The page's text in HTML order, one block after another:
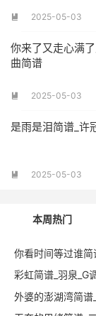
 2025-05-03
你来了又走心满
曲简谱
 2025-05-03
是雨是泪简谱_许
 2025-05-03
本周热门
你看时间等过谁简
彩虹简谱_羽泉_G
外婆的澎湖湾简谱